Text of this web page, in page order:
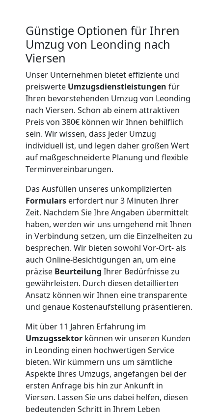
Günstige Optionen für Ihren
Umzug von Leonding nach
Viersen
Unser Unternehmen bietet effiziente und
preiswerte Umzugsdienstleistungen für
Ihren bevorstehenden Umzug von Leonding
nach Viersen. Schon ab einem attraktiven
Preis von 380€ können wir Ihnen behilflich
sein. Wir wissen, dass jeder Umzug
individuell ist, und legen daher großen Wert
auf maßgeschneiderte Planung und flexible
Terminvereinbarungen.
Das Ausfüllen unseres unkomplizierten
Formulars erfordert nur 3 Minuten Ihrer
Zeit. Nachdem Sie Ihre Angaben übermittelt
haben, werden wir uns umgehend mit Ihnen
in Verbindung setzen, um die Einzelheiten zu
besprechen. Wir bieten sowohl Vor-Ort- als
auch Online-Besichtigungen an, um eine
präzise Beurteilung Ihrer Bedürfnisse zu
gewährleisten. Durch diesen detaillierten
Ansatz können wir Ihnen eine transparente
und genaue Kostenaufstellung präsentieren.
Mit über 11 Jahren Erfahrung im
Umzugssektor können wir unseren Kunden
in Leonding einen hochwertigen Service
bieten. Wir kümmern uns um sämtliche
Aspekte Ihres Umzugs, angefangen bei der
ersten Anfrage bis hin zur Ankunft in
Viersen. Lassen Sie uns dabei helfen, diesen
bedeutenden Schritt in Ihrem Leben
National
Beiladung
International
Internationaler
Umzug
Nationaler
Umzug